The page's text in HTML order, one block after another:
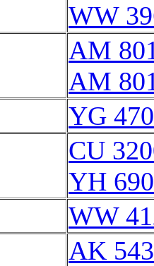
WW
AM
AM
YG
CU
YH
WW
AK